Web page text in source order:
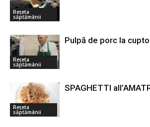
Rețeta
săptămânii
Rețeta
săptămânii
Pulpă de porc la
Rețeta
săptămânii
SPAGHETTI